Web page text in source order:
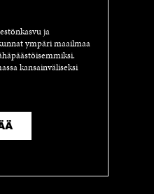
ja
ympäri maailmaa
kansainväliseksi